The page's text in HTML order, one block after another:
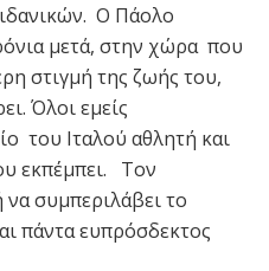
Ο Πάολο
μετά, στην χώρα που
στιγμή της ζωής του,
Όλοι εμείς
του Ιταλού αθλητή και
εκπέμπει. Τον
να συμπεριλάβει το
πάντα ευπρόσδεκτος